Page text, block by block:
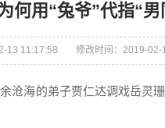
何用“兔爷”代指“
13 11:17:58 修改时间：2019-02-
沧海的弟子贾仁达调戏岳灵